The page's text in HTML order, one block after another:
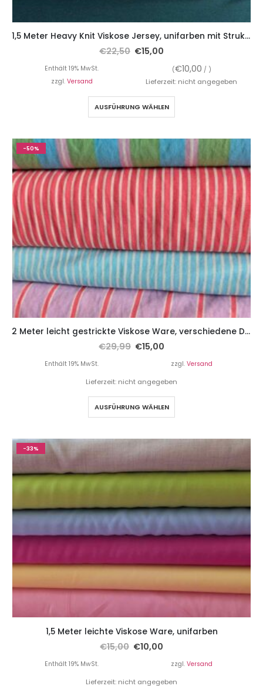
1,5 Meter Heavy Knit Viskose Jersey, unifarben mit Struktur
€22,50 €15,00
Enthält 19% MwSt. (€10,00 / )
zzgl. Versand Lieferzeit: nicht angegeben
AUSFÜHRUNG WÄHLEN
-50%
2 Meter leicht gestrickte Viskose Ware, verschiedene Designs
€29,99 €15,00
Enthält 19% MwSt. zzgl. Versand
Lieferzeit: nicht angegeben
AUSFÜHRUNG WÄHLEN
-33%
1,5 Meter leichte Viskose Ware, unifarben
€15,00 €10,00
Enthält 19% MwSt. zzgl. Versand
Lieferzeit: nicht angegeben